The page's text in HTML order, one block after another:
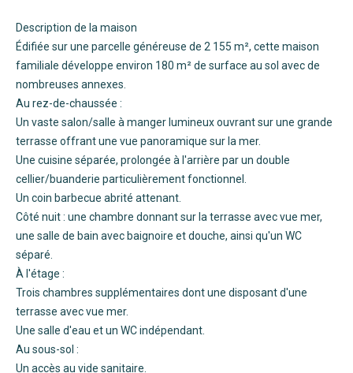
Description de la maison
Édifiée sur une parcelle généreuse de 2 155 m², cette maison
familiale développe environ 180 m² de surface au sol avec de
nombreuses annexes.
Au rez-de-chaussée :
Un vaste salon/salle à manger lumineux ouvrant sur une grande
terrasse offrant une vue panoramique sur la mer.
Une cuisine séparée, prolongée à l'arrière par un double
cellier/buanderie particulièrement fonctionnel.
Un coin barbecue abrité attenant.
Côté nuit : une chambre donnant sur la terrasse avec vue mer,
une salle de bain avec baignoire et douche, ainsi qu'un WC
séparé.
À l'étage :
Trois chambres supplémentaires dont une disposant d'une
terrasse avec vue mer.
Une salle d'eau et un WC indépendant.
Au sous-sol :
Un accès au vide sanitaire.